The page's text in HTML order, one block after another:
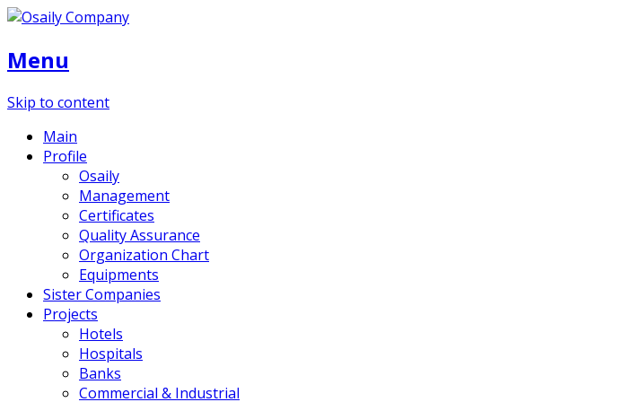
Menu
Skip to content
Main
Profile
Osaily
Management
Certificates
Quality Assurance
Organization Chart
Equipments
Sister Companies
Projects
Hotels
Hospitals
Banks
Commercial & Industrial